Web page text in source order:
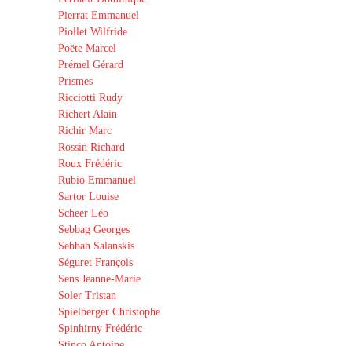
Pierrat Emmanuel
Piollet Wilfride
Poëte Marcel
Prémel Gérard
Prismes
Ricciotti Rudy
Richert Alain
Richir Marc
Rossin Richard
Roux Frédéric
Rubio Emmanuel
Sartor Louise
Scheer Léo
Sebbag Georges
Sebbah Salanskis
Séguret François
Sens Jeanne-Marie
Soler Tristan
Spielberger Christophe
Spinhirny Frédéric